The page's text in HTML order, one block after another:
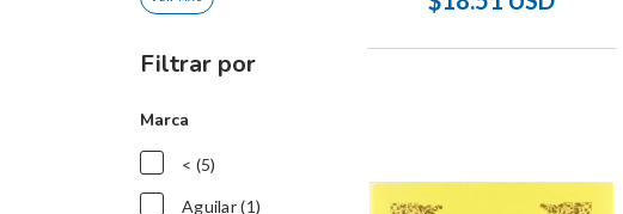
Filtrar por
Marca
< (5)
Aguilar (1)